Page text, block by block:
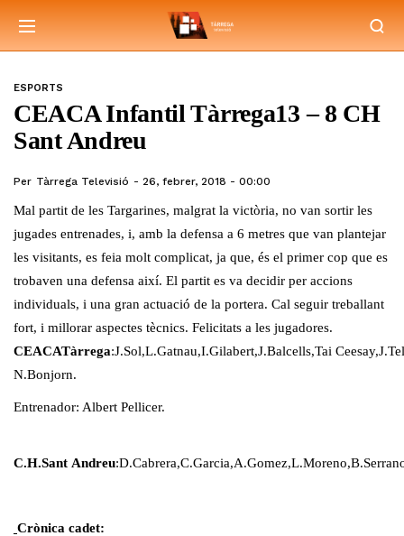
ESPORTS
CEACA Infantil Tàrrega13 – 8 CH
Sant Andreu
Per Tàrrega Televisió 26, febrer, 2018 - 00:00
Mal partit de les Targarines, malgrat la victòria, no van sortir les
jugades entrenades, i, amb la defensa a 6 metres que van plantejar
les visitants, es feia molt complicat, ja que, és el primer cop que es
trobaven una defensa així. El partit es va decidir per accions
individuals, i una gran actuació de la portera. Cal seguir treballant
fort, i millorar aspectes tècnics. Felicitats a les jugadores.
CEACATàrrega:J.Sol,L.Gatnau,I.Gilabert,J.Balcells,Tai
N.Bonjorn.
Entrenador: Albert Pellicer.
C.H.Sant Andreu
Crònica cadet: